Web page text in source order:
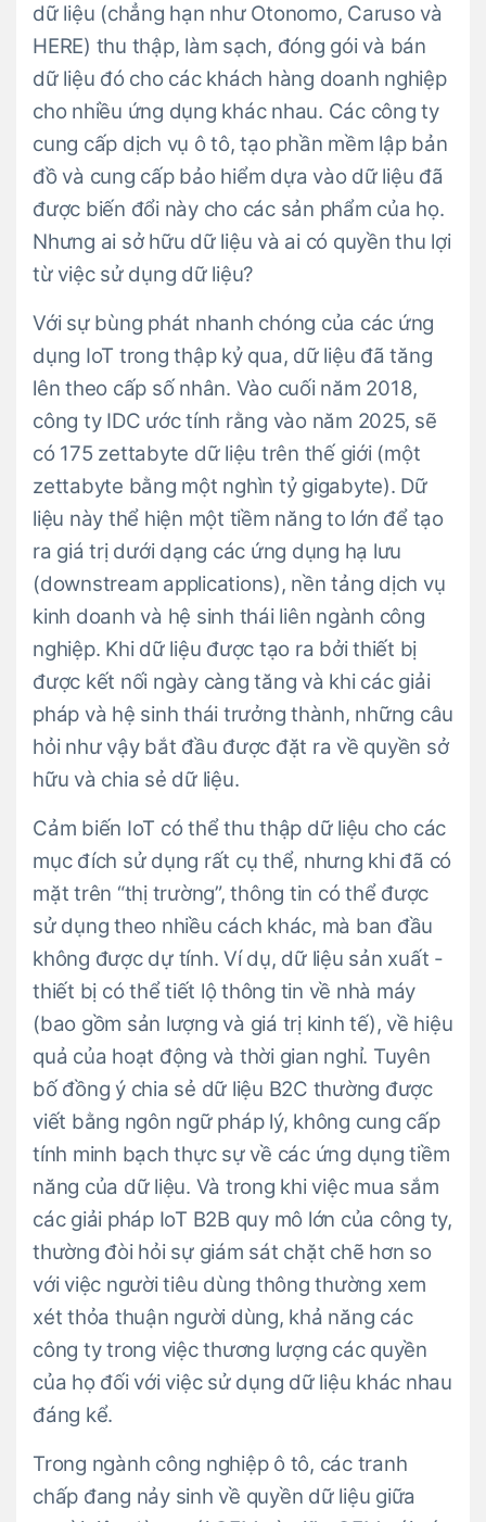
dữ liệu (chẳng hạn như Otonomo, Caruso và
HERE) thu thập, làm sạch, đóng gói và bán
dữ liệu đó cho các khách hàng doanh nghiệp
cho nhiều ứng dụng khác nhau. Các công ty
cung cấp dịch vụ ô tô, tạo phần mềm lập bản
đồ và cung cấp bảo hiểm dựa vào dữ liệu đã
được biến đổi này cho các sản phẩm của họ.
Nhưng ai sở hữu dữ liệu và ai có quyền thu lợi
từ việc sử dụng dữ liệu?
Với sự bùng phát nhanh chóng của các ứng
dụng IoT trong thập kỷ qua, dữ liệu đã tăng
lên theo cấp số nhân. Vào cuối năm 2018,
công ty IDC ước tính rằng vào năm 2025, sẽ
có 175 zettabyte dữ liệu trên thế giới (một
zettabyte bằng một nghìn tỷ gigabyte). Dữ
liệu này thể hiện một tiềm năng to lớn để tạo
ra giá trị dưới dạng các ứng dụng hạ lưu
(downstream applications), nền tảng dịch vụ
kinh doanh và hệ sinh thái liên ngành công
nghiệp. Khi dữ liệu được tạo ra bởi thiết bị
được kết nối ngày càng tăng và khi các giải
pháp và hệ sinh thái trưởng thành, những câu
hỏi như vậy bắt đầu được đặt ra về quyền sở
hữu và chia sẻ dữ liệu.
Cảm biến IoT có thể thu thập dữ liệu cho các
mục đích sử dụng rất cụ thể, nhưng khi đã có
mặt trên “thị trường”, thông tin có thể được
sử dụng theo nhiều cách khác, mà ban đầu
không được dự tính. Ví dụ, dữ liệu sản xuất -
thiết bị có thể tiết lộ thông tin về nhà máy
(bao gồm sản lượng và giá trị kinh tế), về hiệu
quả của hoạt động và thời gian nghỉ. Tuyên
bố đồng ý chia sẻ dữ liệu B2C thường được
viết bằng ngôn ngữ pháp lý, không cung cấp
tính minh bạch thực sự về các ứng dụng tiềm
năng của dữ liệu. Và trong khi việc mua sắm
các giải pháp IoT B2B quy mô lớn của công ty,
thường đòi hỏi sự giám sát chặt chẽ hơn so
với việc người tiêu dùng thông thường xem
xét thỏa thuận người dùng, khả năng các
công ty trong việc thương lượng các quyền
của họ đối với việc sử dụng dữ liệu khác nhau
đáng kể.
Trong ngành công nghiệp ô tô, các tranh
chấp đang nảy sinh về quyền dữ liệu giữa